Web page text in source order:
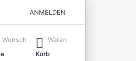
ANMELDEN
Sie die Eingabetaste, um
Wunsch
Waren
Korb